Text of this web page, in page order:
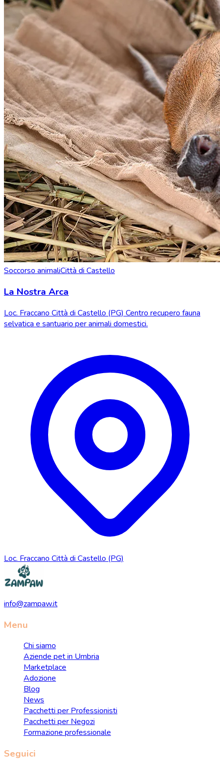
Soccorso animaliCittà di Castello
La Nostra Arca
Loc. Fraccano Città di Castello (PG) Centro recupero fauna
selvatica e santuario per animali domestici.
Loc. Fraccano Città di Castello (PG)
info@zampaw.it
Menu
Chi siamo
Aziende pet in Umbria
Marketplace
Adozione
Blog
News
Pacchetti per Professionisti
Pacchetti per Negozi
Formazione professionale
Seguici